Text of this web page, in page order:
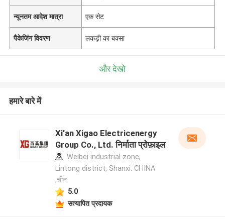
न्यूनतम आदेश मात्रा एक सेट
पैकेजिंग विवरण लकड़ी का बक्सा
और देखो
हमारे बारे में
Xi'an Xigao Electricenergy
Group Co., Ltd. निर्माता प्रोफ़ाइल
Weibei industrial zone,
Lintong district, Shanxi. CHINA
,चीन
5.0
सत्यापित प्रदायक